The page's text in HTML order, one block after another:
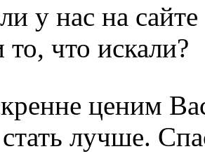
у нас на сайте
что искали?
ценим
лучше.